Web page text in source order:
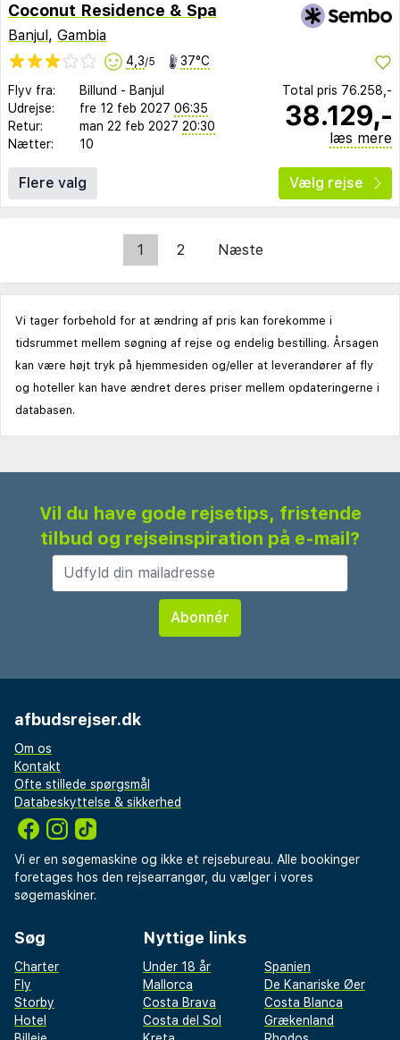
Coconut Residence & Spa
Banjul, Gambia
4,3/5 37°C
Flyv fra: Billund - Banjul
Udrejse:
fre 12 feb 2027 06:35
Retur:
man 22 feb 2027 20:30
Nætter:
10
Total pris 76.258,-
38.129,-
læs mere
Flere valg Vælg rejse
1 2 Næste
Vi tager forbehold for at ændring af pris kan forekomme i
tidsrummet mellem søgning af rejse og endelig bestilling. Årsagen
kan være højt tryk på hjemmesiden og/eller at leverandører af fly
og hoteller kan have ændret deres priser mellem opdateringerne i
databasen.
Vil du have gode rejsetips, fristende
tilbud og rejseinspiration på e-mail?
afbudsrejser.dk
Om os
Kontakt
Ofte stillede spørgsmål
Databeskyttelse & sikkerhed
Vi er en søgemaskine og ikke et rejsebureau. Alle bookinger
foretages hos den rejsearrangør, du vælger i vores
søgemaskiner.
Søg
Charter
Fly
Storby
Hotel
Nyttige links
Under 18 år
Spanien
Mallorca
De Kanariske Øer
Costa Brava
Costa Blanca
Costa del Sol
Grækenland